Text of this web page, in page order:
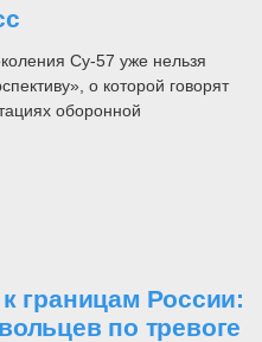
Су-57 уже нельзя
о которой говорят
оборонной
границам России:
по тревоге